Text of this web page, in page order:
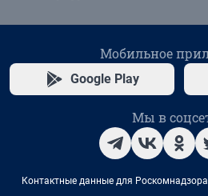
Мобильное
Google Play
Мы в
Контактные данные для